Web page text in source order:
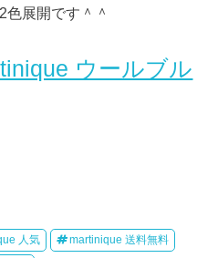
展開です＾＾
ウールブル
人気 martinique 送料無料